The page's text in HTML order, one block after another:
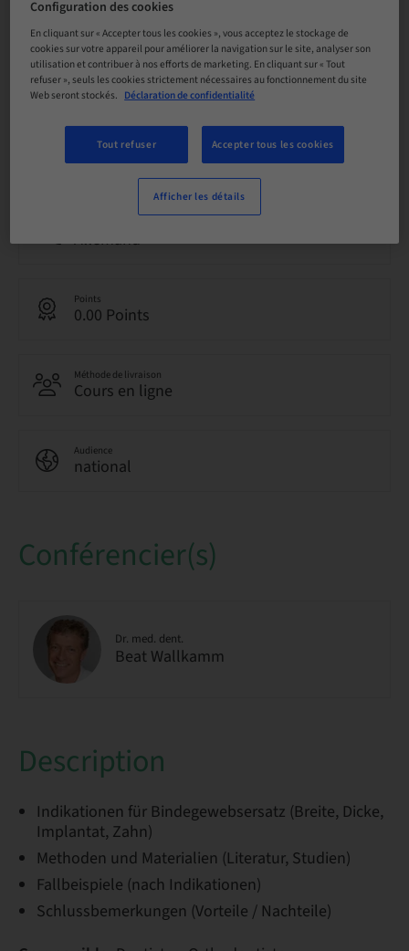
Réservation possible
Date limite d’inscription
31. déc. 2099 (UTC+1)
Prix par participant (avec taxes locales en vigueur)
CHF 0.00
Allemand
Points
0.00 Points
Méthode de livraison
Cours en ligne
Audience
national
Conférencier(s)
Dr. med. dent.
Beat Wallkamm
Description
Indikationen für Bindegewebsersatz (Breite, Dicke,
Implantat, Zahn)
Methoden und Materialien (Literatur, Studien)
Fallbeispiele (nach Indikationen)
Schlussbemerkungen (Vorteile / Nachteile)
Configuration des cookies
En cliquant sur « Accepter tous les cookies », vous acceptez le stockage de
cookies sur votre appareil pour améliorer la navigation sur le site, analyser son
utilisation et contribuer à nos efforts de marketing. En cliquant sur « Tout
refuser », seuls les cookies strictement nécessaires au fonctionnement du site
Web seront stockés. Déclaration de confidentialité
Tout refuser Accepter tous les cookies
Afficher les détails